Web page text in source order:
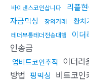
바이낸스코인삽니다 리플
자금믹싱
장외거래 환치
테더무통테더전송대행 이더
인송금
업비트코인추적 이더리
방법 핑믹싱 비트코인